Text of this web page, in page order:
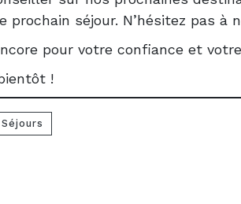
prochain séjour. N’hésitez pas
pour votre confiance et
!
Séjours